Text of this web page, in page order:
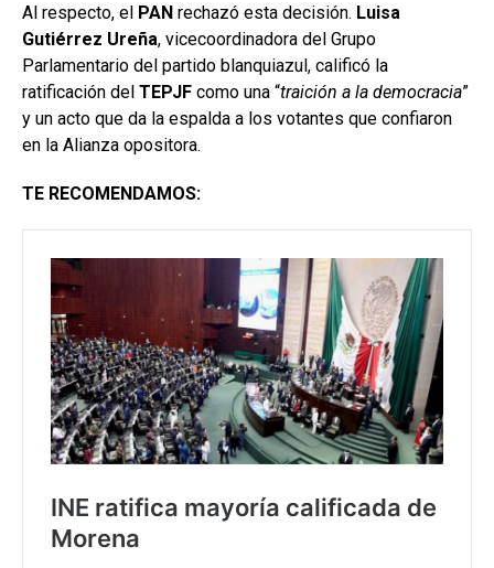
Al respecto, el PAN rechazó esta decisión. Luisa
Gutiérrez Ureña, vicecoordinadora del Grupo
Parlamentario del partido blanquiazul, calificó la
ratificación del TEPJF como una “traición a la democracia”
y un acto que da la espalda a los votantes que confiaron
en la Alianza opositora.
TE RECOMENDAMOS: